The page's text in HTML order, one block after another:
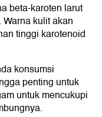
beta-karoten larut
kulit akan
tinggi karotenoid
konsumsi
penting untuk
untuk mencukupi